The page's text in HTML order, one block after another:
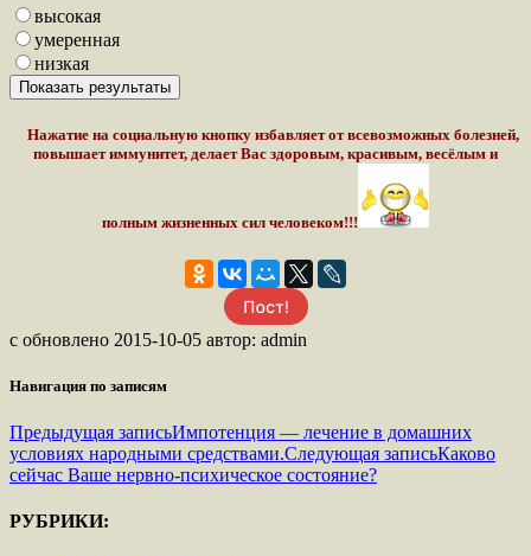
высокая
умеренная
низкая
Нажатие на социальную кнопку избавляет от всевозможных болезней,
повышает иммунитет, делает Вас здоровым, красивым, весёлым и
полным жизненных сил человеком!!!
с обновлено 2015-10-05 автор: admin
Навигация по записям
Предыдущая записьИмпотенция — лечение в домашних
условиях народными средствами.Следующая записьКаково
сейчас Ваше нервно-психическое состояние?
РУБРИКИ: